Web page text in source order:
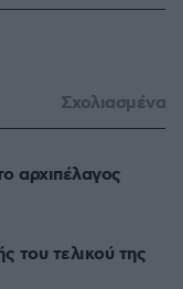
Σχολιασμένα
αρχιπέλαγος
του τελικού της